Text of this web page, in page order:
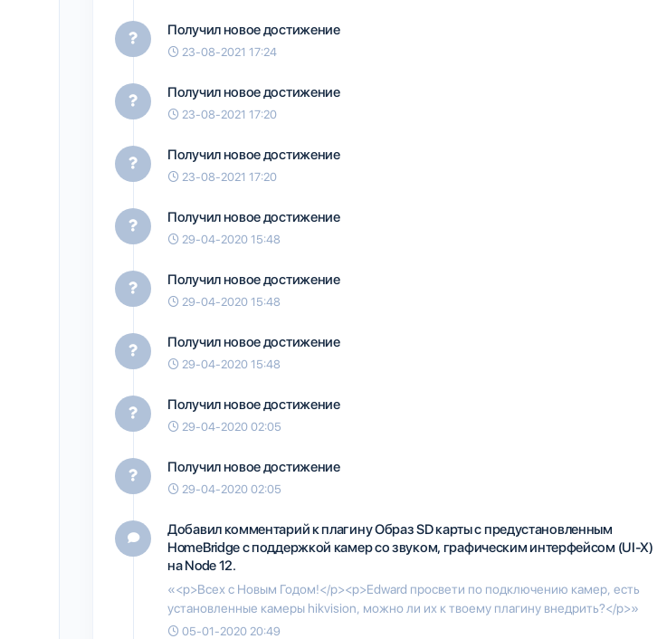
Получил новое достижение
23-08-2021 17:24
Получил новое достижение
23-08-2021 17:20
Получил новое достижение
23-08-2021 17:20
Получил новое достижение
29-04-2020 15:48
Получил новое достижение
29-04-2020 15:48
Получил новое достижение
29-04-2020 15:48
Получил новое достижение
29-04-2020 02:05
Получил новое достижение
29-04-2020 02:05
Добавил комментарий к плагинуОбраз SD карты с предустановленным
HomeBridge с поддержкой камер со звуком, графическим интерфейсом (UI-X)
на Node 12.
«<p>Всех с Новым Годом!</p><p>Edward просвети по подключению камер, есть
установленные камеры hikvision, можно ли их к твоему плагину внедрить?</p>»
05-01-2020 20:49